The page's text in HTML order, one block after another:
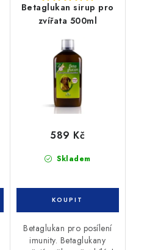
Betaglukan sirup pro
zvířata 500ml
Skladem
589 Kč
Betaglukan pro posílení
imunity. Betaglukany